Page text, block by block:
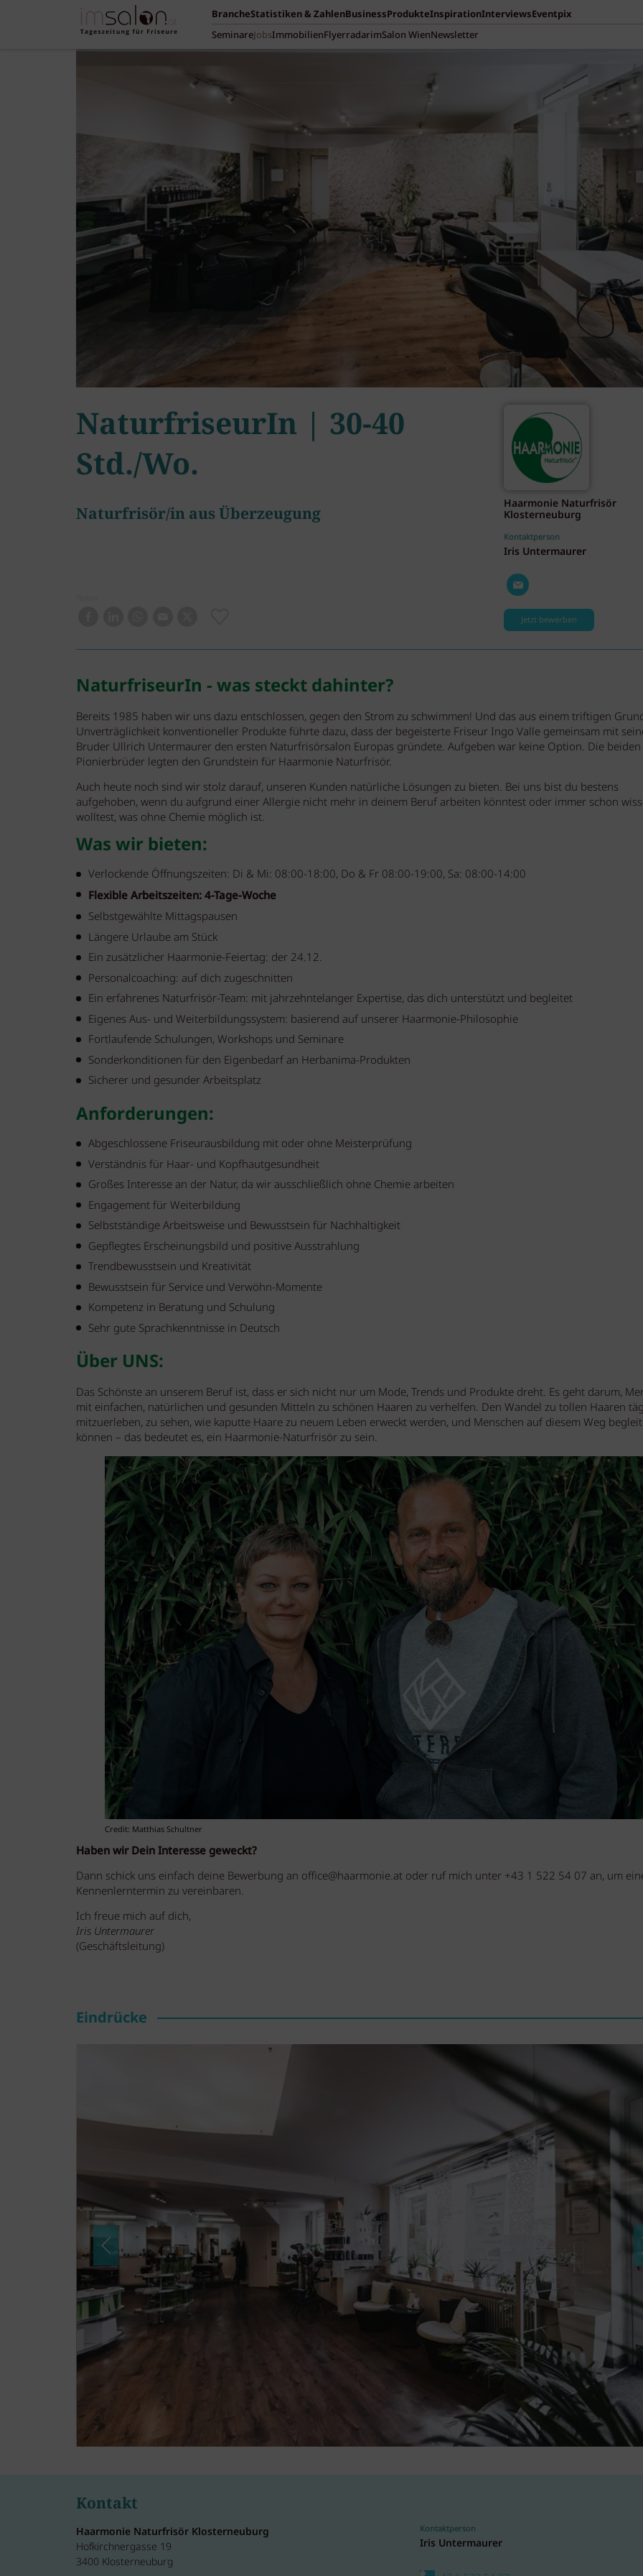
BrancheStatistiken & ZahlenBusinessProdukteInspirationInterviewsEventpix
SeminareJobsImmobilienFlyerradarimSalon WienNewsletter
NaturfriseurIn | 30-40
Std./Wo.
Naturfrisör/in aus Überzeugung Haarmonie Naturfrisör
Klosterneuburg
Kontaktperson
Iris Untermaurer
Jetzt bewerben
NaturfriseurIn - was steckt dahinter?
Bereits 1985 haben wir uns dazu entschlossen, gegen den Strom zu schwimmen! Und das aus einem triftigen
Unverträglichkeit konventioneller Produkte führte dazu, dass der begeisterte Friseur Ingo Valle gemeinsam mit
Bruder Ullrich Untermaurer den ersten Naturfrisörsalon Europas gründete. Aufgeben war keine Option. Die beiden
Pionierbrüder legten den Grundstein für Haarmonie Naturfrisör.
Auch heute noch sind wir stolz darauf, unseren Kunden natürliche Lösungen zu bieten. Bei uns bist du bestens
aufgehoben, wenn du aufgrund einer Allergie nicht mehr in deinem Beruf arbeiten könntest oder immer schon
wolltest, was ohne Chemie möglich ist.
Was wir bieten:
Verlockende Öffnungszeiten: Di & Mi: 08:00-18:00, Do & Fr 08:00-19:00, Sa: 08:00-14:00
Flexible Arbeitszeiten: 4-Tage-Woche
Selbstgewählte Mittagspausen
Längere Urlaube am Stück
Ein zusätzlicher Haarmonie-Feiertag: der 24.12.
Personalcoaching: auf dich zugeschnitten
Ein erfahrenes Naturfrisör-Team: mit jahrzehntelanger Expertise, das dich unterstützt und begleitet
Eigenes Aus- und Weiterbildungssystem: basierend auf unserer Haarmonie-Philosophie
Fortlaufende Schulungen, Workshops und Seminare
Sonderkonditionen für den Eigenbedarf an Herbanima-Produkten
Sicherer und gesunder Arbeitsplatz
Anforderungen:
Abgeschlossene Friseurausbildung mit oder ohne Meisterprüfung
Verständnis für Haar- und Kopfhautgesundheit
Großes Interesse an der Natur, da wir ausschließlich ohne Chemie arbeiten
Engagement für Weiterbildung
Selbstständige Arbeitsweise und Bewusstsein für Nachhaltigkeit
Gepflegtes Erscheinungsbild und positive Ausstrahlung
Trendbewusstsein und Kreativität
Bewusstsein für Service und Verwöhn-Momente
Kompetenz in Beratung und Schulung
Sehr gute Sprachkenntnisse in Deutsch
Über UNS:
Das Schönste an unserem Beruf ist, dass er sich nicht nur um Mode, Trends und Produkte dreht. Es geht darum,
mit einfachen, natürlichen und gesunden Mitteln zu schönen Haaren zu verhelfen. Den Wandel zu tollen Haaren
mitzuerleben, zu sehen, wie kaputte Haare zu neuem Leben erweckt werden, und Menschen auf diesem Weg
können – das bedeutet es, ein Haarmonie-Naturfrisör zu sein.
Credit: Matthias Schultner
Haben wir Dein Interesse geweckt?
Dann schick uns einfach deine Bewerbung an office@haarmonie.at oder ruf mich unter +43 1 522 54 07 an, um
Kennenlerntermin zu vereinbaren.
Ich freue mich auf dich,
Iris Untermaurer
(Geschäftsleitung)
Eindrücke
Kontakt
Haarmonie Naturfrisör Klosterneuburg
Hofkirchnergasse 19
3400 Klosterneuburg
Kontaktperson
Iris Untermaurer